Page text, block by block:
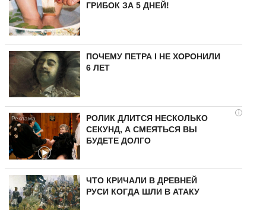
ГРИБОК ЗА 5 ДНЕЙ!
ПОЧЕМУ ПЕТРА I НЕ ХОРОНИЛИ
6 ЛЕТ
i
РОЛИК ДЛИТСЯ НЕСКОЛЬКО
СЕКУНД, А СМЕЯТЬСЯ ВЫ
БУДЕТЕ ДОЛГО
ЧТО КРИЧАЛИ В ДРЕВНЕЙ
РУСИ КОГДА ШЛИ В АТАКУ